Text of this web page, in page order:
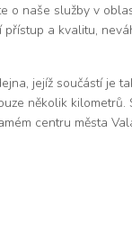
o naše služby v
přístup a kvalitu,
jejíž součástí je
několik kilometrů.
centru města